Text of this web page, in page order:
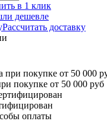
в 1 клик
дешевле
Рассчитать доставку
покупке от 50 000 руб